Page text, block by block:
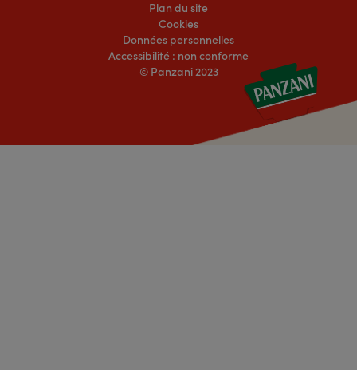
Plan du site
Cookies
Données personnelles
Accessibilité : non conforme
© Panzani 2023